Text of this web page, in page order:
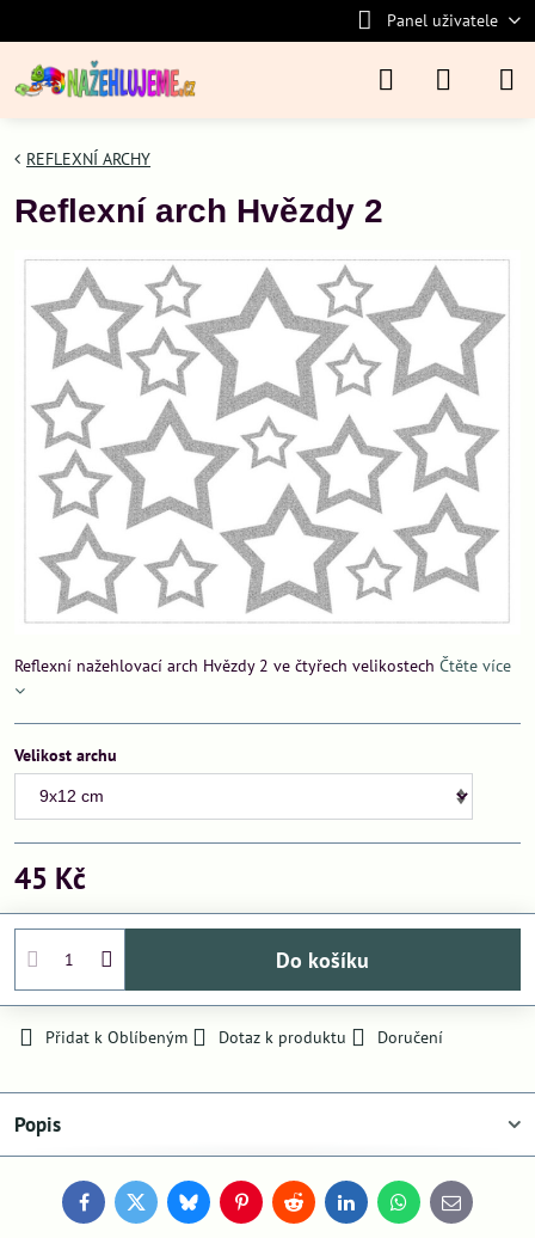
Panel uživatele
REFLEXNÍ ARCHY
Reflexní arch Hvězdy 2
Reflexní nažehlovací arch Hvězdy 2 ve čtyřech velikostech Čtěte více
Velikost archu
45 Kč
Do košíku
Přidat k Oblíbeným Dotaz k produktu Doručení
Popis
FacebookTwitterBlueskyPinterestReddit LinkedInWhatsApp
E-
mail